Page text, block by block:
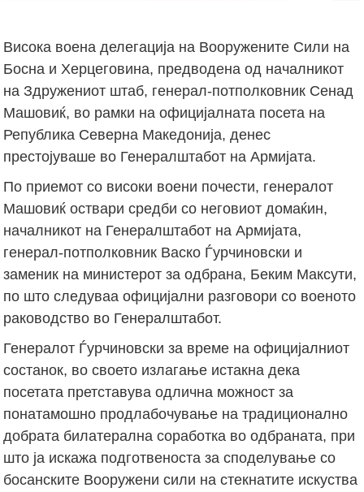
Висока воена делегација на Вооружените Сили на
Босна и Херцеговина, предводена од началникот
на Здружениот штаб, генерал-потполковник Сенад
Машовиќ, во рамки на официјалната посета на
Република Северна Македонија, денес
престојуваше во Генералштабот на Армијата.
По приемот со високи воени почести, генералот
Машовиќ оствари средби со неговиот домаќин,
началникот на Генералштабот на Армијата,
генерал-потполковник Васко Ѓурчиновски и
заменик на министерот за одбрана, Беким Максути,
по што следуваа официјални разговори со военото
раководство во Генералштабот.
Генералот Ѓурчиновски за време на официјалниот
состанок, во своето излагање истакна дека
посетата претставува одлична можност за
понатамошно продлабочување на традиционално
добрата билатерална соработка во одбраната, при
што ја искажа подготвеноста за споделување со
босанските Вооружени сили на стекнатите искуства